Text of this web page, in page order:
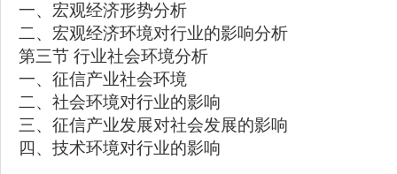
一、宏观经济形势分析
二、宏观经济环境对行业的影响分析
第三节 行业社会环境分析
一、征信产业社会环境
二、社会环境对行业的影响
三、征信产业发展对社会发展的影响
四、技术环境对行业的影响